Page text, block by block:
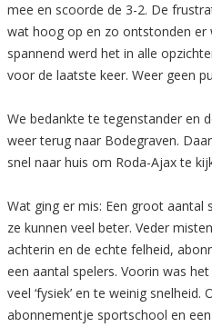
mee en scoorde de 3-2. De
wat hoog op en zo ontstonden er
spannend werd het in alle
voor de laatste keer. Weer geen
We bedankte te tegenstander en
weer terug naar Bodegraven.
snel naar huis om Roda-Ajax te
Wat ging er mis: Een groot aantal
ze kunnen veel beter. Veder
achterin en de echte felheid,
een aantal spelers. Voorin was
veel ‘fysiek’ en te weinig snelheid.
abonnementje sportschool en